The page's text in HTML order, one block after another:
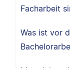
Facharbeit
Was ist vor